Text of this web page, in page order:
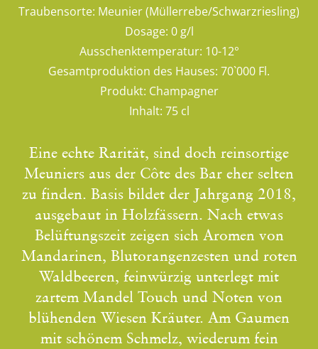
Traubensorte: Meunier (Müllerrebe/Schwarzriesling)
Dosage: 0 g/l
Ausschenktemperatur: 10-12°
Gesamtproduktion des Hauses: 70`000 Fl.
Produkt: Champagner
Inhalt: 75 cl
Eine echte Rarität, sind doch reinsortige
Meuniers aus der Côte des Bar eher selten
zu finden. Basis bildet der Jahrgang 2018,
ausgebaut in Holzfässern. Nach etwas
Belüftungszeit zeigen sich Aromen von
Mandarinen, Blutorangenzesten und roten
Waldbeeren, feinwürzig unterlegt mit
zartem Mandel Touch und Noten von
blühenden Wiesen Kräuter. Am Gaumen
mit schönem Schmelz, wiederum fein